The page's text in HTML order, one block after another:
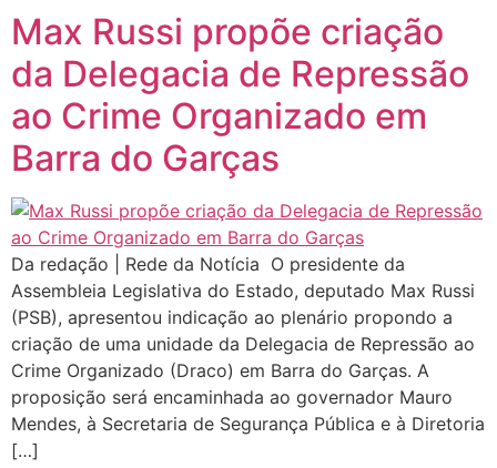
Max Russi propõe criação
da Delegacia de Repressão
ao Crime Organizado em
Barra do Garças
Da redação | Rede da Notícia O presidente da
Assembleia Legislativa do Estado, deputado Max Russi
(PSB), apresentou indicação ao plenário propondo a
criação de uma unidade da Delegacia de Repressão ao
Crime Organizado (Draco) em Barra do Garças. A
proposição será encaminhada ao governador Mauro
Mendes, à Secretaria de Segurança Pública e à Diretoria
[…]